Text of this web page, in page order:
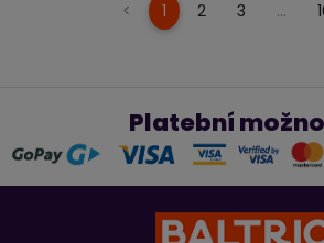
< 1 (current)
2 3 …
Platební